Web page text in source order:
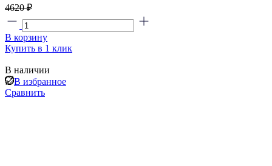
4620 ₽
В корзину
Купить в 1 клик
В наличии
В избранное
Сравнить